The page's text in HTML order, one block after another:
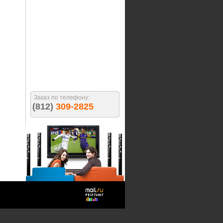
Заказ по телефону:
(812) 309-2825